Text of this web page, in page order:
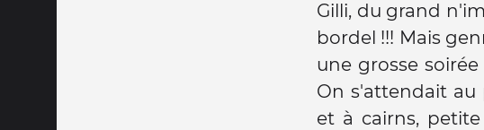
Gilli, du grand
bordel !!! Mais
une grosse
On s'attendait au
et à cairns,